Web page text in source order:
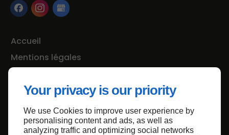
Your privacy is our priority
We use Cookies to improve user experience by
personalising content and ads, as well as
analyzing traffic and optimizing social networks
Accueil
Mentions légales
Haut de page